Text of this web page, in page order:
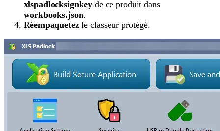
xlspadlocksignkey de ce produit dans
workbooks.json.
Réempaquetez le classeur protégé.